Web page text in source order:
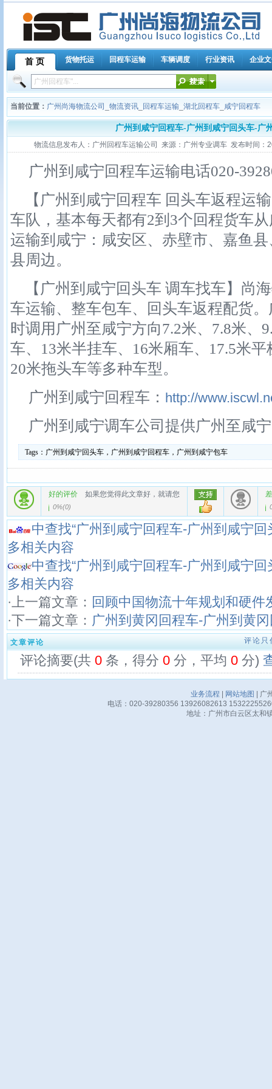
首 页 货物托运 回程车运输 车辆调度 行业资讯 企业
当前位置： 广州尚海物流公司 物流资讯 回程车运输 湖北回程车 咸宁回程车
广州到咸宁回程车-广州到咸宁回头车-广
物流信息发布人：广州回程车运输公司 来源：广州专业调车 发布时间：
广州到咸宁回程车运输电话020-
【广州到咸宁回程车 回头车返程运
车队，基本每天都有2到3个回程货车
运输到咸宁：咸安区、赤壁市、嘉鱼
县周边。
【广州到咸宁回头车 调车找车】尚
车运输、整车包车、回头车返程配货
时调用广州至咸宁方向7.2米、7.8米、
车、13米半挂车、16米厢车、17.5米
20米拖头车等多种车型。
广州到咸宁回程车： http://
广州到咸宁调车公司提供广州至咸
Tags： 广州到咸宁回头车，广州到咸宁回程车，广州到咸宁包车
好的评价 如果您觉得此文章好，就请您
0%(0)
中查找“广州到咸宁回程车-广州到咸宁
多相关内容
中查找“广州到咸宁回程车-广州到咸宁
多相关内容
·上一篇文章： 回顾中国物流十年规划和硬件
·下一篇文章： 广州到黄冈回程车-广州到黄
文章评论 评论只
评论摘要(共 0 条，得分 0 分，平均 0 分)
业务流程 网站地图
| 广
电话：020-39280356 13926082613
地址：广州市白云区太和